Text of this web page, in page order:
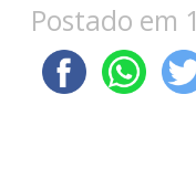
Postado em